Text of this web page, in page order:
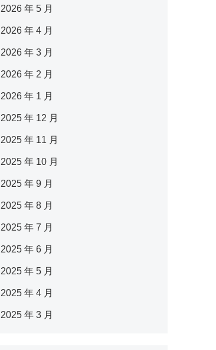
2026 年 5 月
2026 年 4 月
2026 年 3 月
2026 年 2 月
2026 年 1 月
2025 年 12 月
2025 年 11 月
2025 年 10 月
2025 年 9 月
2025 年 8 月
2025 年 7 月
2025 年 6 月
2025 年 5 月
2025 年 4 月
2025 年 3 月